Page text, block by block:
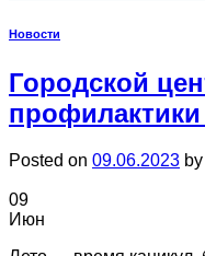
Новости
Городской
Posted on 09.06.2023 by
09
Июн